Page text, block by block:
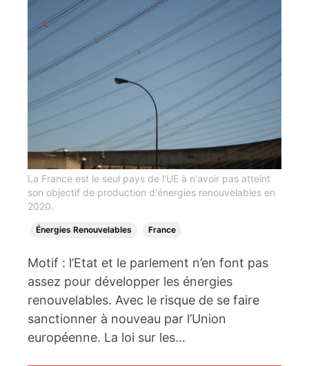
La France est le seul pays de l'UE à n'avoir pas atteint
son objectif de production d'énergies renouvelables en
2020.
Énergies Renouvelables France
Motif : l’Etat et le parlement n’en font pas
assez pour développer les énergies
renouvelables. Avec le risque de se faire
sanctionner à nouveau par l’Union
européenne. La loi sur les…